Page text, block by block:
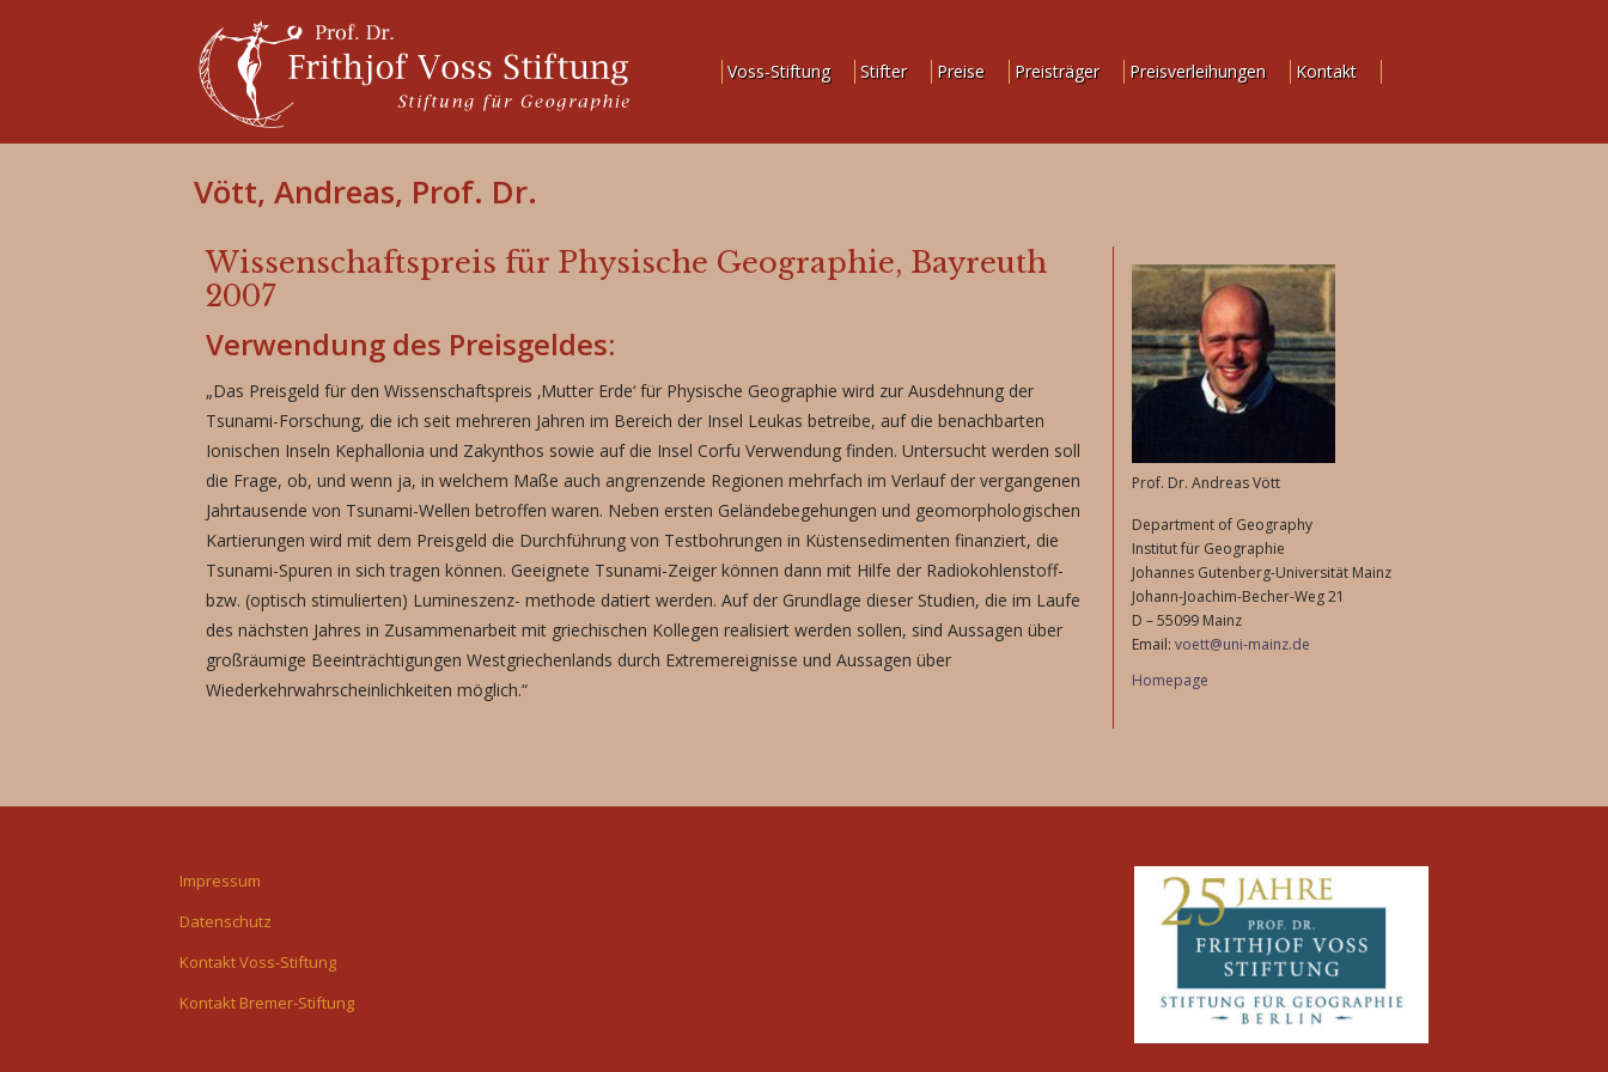
Voss-Stiftung Stifter Preise Preisträger Preisverleihungen Kontakt
Vött, Andreas, Prof. Dr.
Wissenschaftspreis für Physische Geographie, Bayreuth
2007
Verwendung des Preisgeldes:
„Das Preisgeld für den Wissenschaftspreis ‚Mutter Erde‘ für Physische Geographie wird zur Ausdehnung der
Tsunami-Forschung, die ich seit mehreren Jahren im Bereich der Insel Leukas betreibe, auf die benachbarten
Ionischen Inseln Kephallonia und Zakynthos sowie auf die Insel Corfu Verwendung finden. Untersucht werden soll
die Frage, ob, und wenn ja, in welchem Maße auch angrenzende Regionen mehrfach im Verlauf der vergangenen
Jahrtausende von Tsunami-Wellen betroffen waren. Neben ersten Geländebegehungen und geomorphologischen
Kartierungen wird mit dem Preisgeld die Durchführung von Testbohrungen in Küstensedimenten finanziert, die
Tsunami-Spuren in sich tragen können. Geeignete Tsunami-Zeiger können dann mit Hilfe der Radiokohlenstoff-
bzw. (optisch stimulierten) Lumineszenz- methode datiert werden. Auf der Grundlage dieser Studien, die im Laufe
des nächsten Jahres in Zusammenarbeit mit griechischen Kollegen realisiert werden sollen, sind Aussagen über
großräumige Beeinträchtigungen Westgriechenlands durch Extremereignisse und Aussagen über
Wiederkehrwahrscheinlichkeiten möglich.“
Prof. Dr. Andreas Vött
Department of Geography
Institut für Geographie
Johannes Gutenberg-Universität Mainz
Johann-Joachim-Becher-Weg 21
D – 55099 Mainz
Email: voett@uni-mainz.de
Homepage
Impressum
Datenschutz
Kontakt Voss-Stiftung
Kontakt Bremer-Stiftung